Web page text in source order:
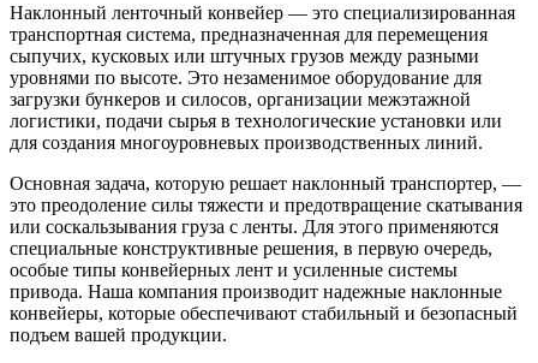
Наклонный ленточный конвейер — это специализированная
транспортная система, предназначенная для перемещения
сыпучих, кусковых или штучных грузов между разными
уровнями по высоте. Это незаменимое оборудование для
загрузки бункеров и силосов, организации межэтажной
логистики, подачи сырья в технологические установки или
для создания многоуровневых производственных линий.
Основная задача, которую решает наклонный транспортер, —
это преодоление силы тяжести и предотвращение скатывания
или соскальзывания груза с ленты. Для этого применяются
специальные конструктивные решения, в первую очередь,
особые типы конвейерных лент и усиленные системы
привода. Наша компания производит надежные наклонные
конвейеры, которые обеспечивают стабильный и безопасный
подъем вашей продукции.